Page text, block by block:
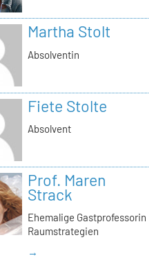
Martha Stolt
Absolventin
Fiete Stolte
Absolvent
Prof. Maren
Strack
Ehemalige Gastprofessorin
Raumstrategien
→